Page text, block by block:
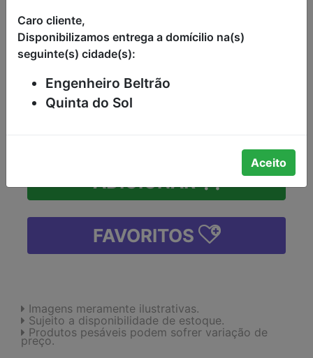
KG
CARNE SUÍNA PÉ RESFRIADO KG
R$11,98
ADICIONAR
FAVORITOS
Imagens meramente ilustrativas.
Sujeito a disponibilidade de estoque.
Produtos pesáveis podem sofrer variação de
preço.
Caro cliente,
Disponibilizamos entrega a domícilio na(s)
seguinte(s) cidade(s):
Engenheiro Beltrão
Quinta do Sol
Aceito